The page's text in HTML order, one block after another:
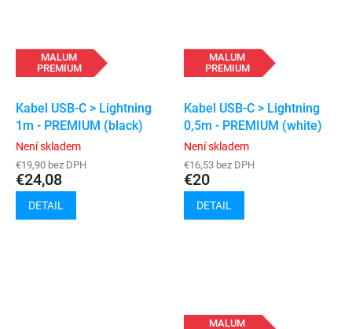
MALUM
PREMIUM
Kabel USB-C > Lightning
1m - PREMIUM (black)
Není skladem
€19,90 bez DPH
€24,08
DETAIL
MALUM
PREMIUM
Kabel USB-C > Lightning
0,5m - PREMIUM (white)
Není skladem
€16,53 bez DPH
€20
DETAIL
MALUM